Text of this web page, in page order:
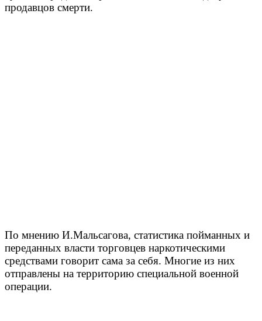
продавцов смерти.
По мнению И.Мальсагова, статистика пойманных и
переданных власти торговцев наркотическими
средствами говорит сама за себя. Многие из них
отправлены на территорию специальной военной
операции.